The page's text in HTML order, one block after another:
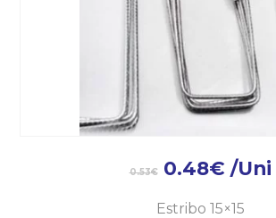
0.53€ 0.48€ /Uni
Estribo 15×15